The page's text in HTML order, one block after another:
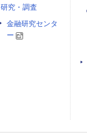
研究・調査
金融研究センタ
ー